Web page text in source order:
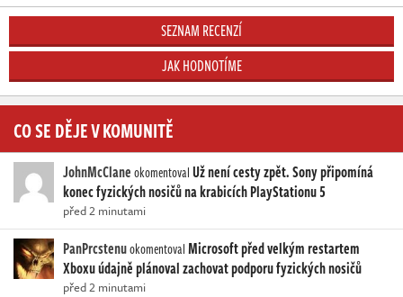
SEZNAM RECENZÍ
JAK HODNOTÍME
CO SE DĚJE V KOMUNITĚ
JohnMcClaneokomentovalUž není cesty zpět. Sony připomíná
konec fyzických nosičů na krabicích PlayStationu 5
před 2 minutami
PanPrcstenuokomentovalMicrosoft před velkým restartem
Xboxu údajně plánoval zachovat podporu fyzických nosičů
před 2 minutami